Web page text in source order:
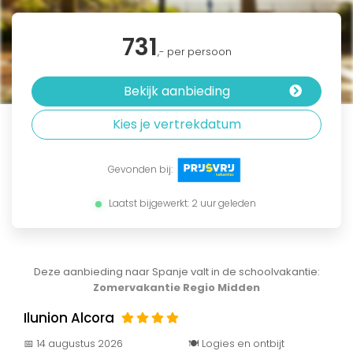
731,- per persoon
Bekijk aanbieding
Kies je vertrekdatum
Gevonden bij:
Laatst bijgewerkt: 2 uur geleden
Deze aanbieding naar Spanje valt in de schoolvakantie:
Zomervakantie Regio Midden
Ilunion Alcora
📅 14 augustus 2026
🍽️ Logies en ontbijt